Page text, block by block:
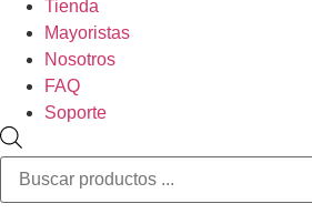
Tienda
Mayoristas
Nosotros
FAQ
Soporte